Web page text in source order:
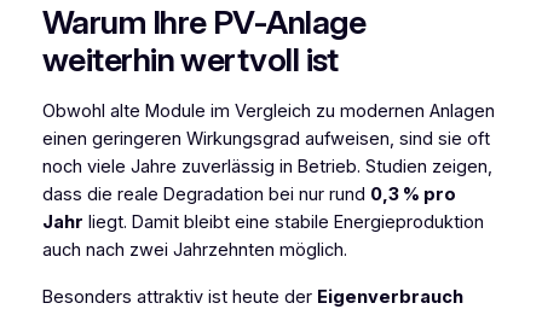
Warum Ihre PV-Anlage
weiterhin wertvoll ist
Obwohl alte Module im Vergleich zu modernen Anlagen
einen geringeren Wirkungsgrad aufweisen, sind sie oft
noch viele Jahre zuverlässig in Betrieb. Studien zeigen,
dass die reale Degradation bei nur rund 0,3 % pro
Jahr liegt. Damit bleibt eine stabile Energieproduktion
auch nach zwei Jahrzehnten möglich.
Besonders attraktiv ist heute der Eigenverbrauch